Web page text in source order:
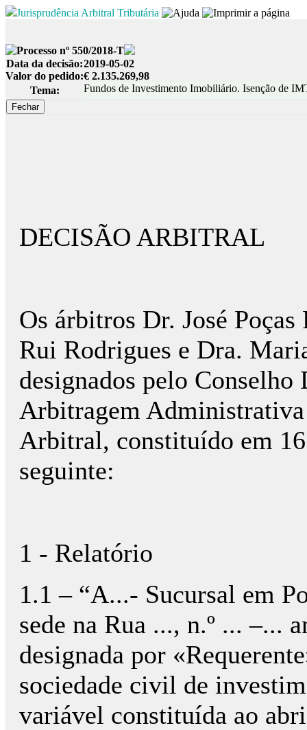
Jurisprudência Arbitral Tributária
Processo nº 550/2018-T
Data da decisão:2019-05-02
Valor do pedido:€ 2.135.269,98
Tema:
Fundos de Investimento Imobiliário. Isenção de
DECISÃO ARBITRAL
Os árbitros Dr. José
Rui Rodrigues e Dra.
designados pelo
Arbitragem
Arbitral, constituído em
seguinte:
1 - Relatório
1.1 – “A...- Sucursal em
sede na Rua ..., n.º ... –...
designada por
sociedade civil de
variável constituída ao